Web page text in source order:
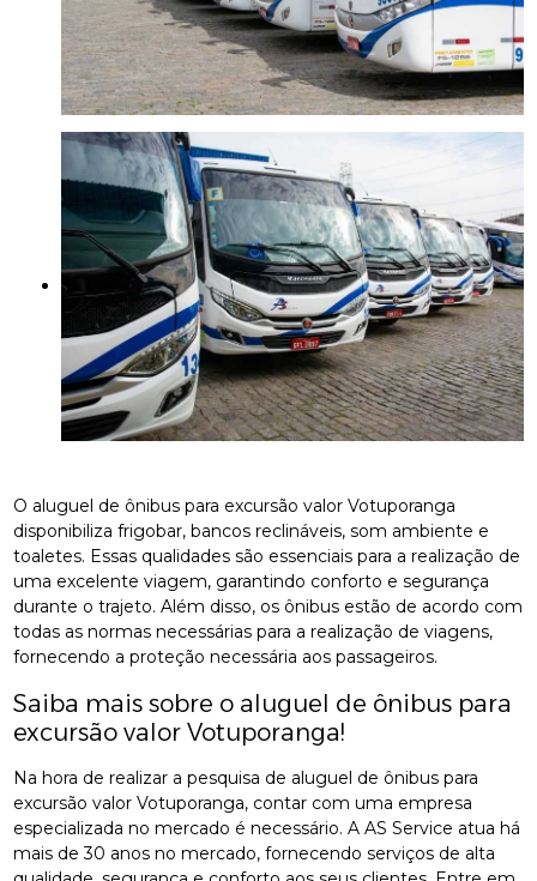
O aluguel de ônibus para excursão valor Votuporanga
disponibiliza frigobar, bancos reclináveis, som ambiente e
toaletes. Essas qualidades são essenciais para a realização de
uma excelente viagem, garantindo conforto e segurança
durante o trajeto. Além disso, os ônibus estão de acordo com
todas as normas necessárias para a realização de viagens,
fornecendo a proteção necessária aos passageiros.
Saiba mais sobre o aluguel de ônibus para
excursão valor Votuporanga!
Na hora de realizar a pesquisa de aluguel de ônibus para
excursão valor Votuporanga, contar com uma empresa
especializada no mercado é necessário. A AS Service atua há
mais de 30 anos no mercado, fornecendo serviços de alta